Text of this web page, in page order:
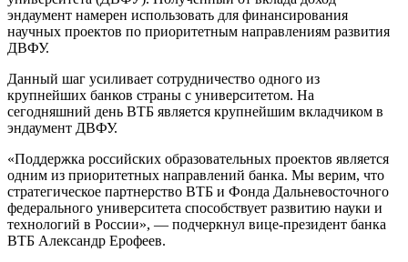
эндаумент намерен использовать для финансирования
научных проектов по приоритетным направлениям развития
ДВФУ.
Данный шаг усиливает сотрудничество одного из
крупнейших банков страны с университетом. На
сегодняшний день ВТБ является крупнейшим вкладчиком в
эндаумент ДВФУ.
«Поддержка российских образовательных проектов является
одним из приоритетных направлений банка. Мы верим, что
стратегическое партнерство ВТБ и Фонда Дальневосточного
федерального университета способствует развитию науки и
технологий в России», — подчеркнул вице-президент банка
ВТБ Александр Ерофеев.